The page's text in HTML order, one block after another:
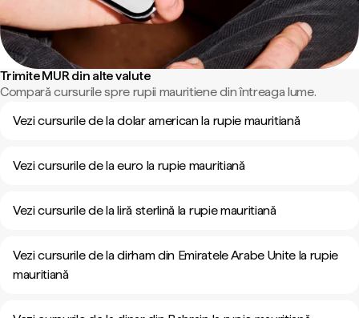
Trimite MUR din alte valute
Compară cursurile spre rupii mauritiene din întreaga lume.
Vezi cursurile de la dolar american la rupie mauritiană
Vezi cursurile de la euro la rupie mauritiană
Vezi cursurile de la liră sterlină la rupie mauritiană
Vezi cursurile de la dirham din Emiratele Arabe Unite la rupie
mauritiană